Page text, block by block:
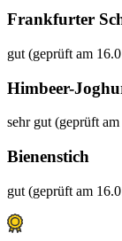
Frankfurter
gut (geprüft am
Himbeer-
sehr gut (geprüft
Bienenstich
gut (geprüft am